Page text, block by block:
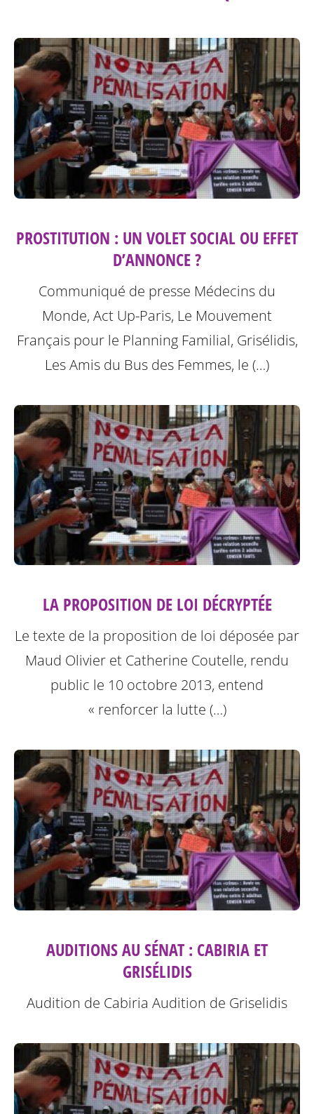
PROSTITUTION : UN VOLET SOCIAL OU EFFET
D’ANNONCE ?
Communiqué de presse Médecins du
Monde, Act Up-Paris, Le Mouvement
Français pour le Planning Familial, Grisélidis,
Les Amis du Bus des Femmes, le (…)
LA PROPOSITION DE LOI DÉCRYPTÉE
Le texte de la proposition de loi déposée par
Maud Olivier et Catherine Coutelle, rendu
public le 10 octobre 2013, entend
« renforcer la lutte (…)
AUDITIONS AU SÉNAT : CABIRIA ET
GRISÉLIDIS
Audition de Cabiria Audition de Griselidis